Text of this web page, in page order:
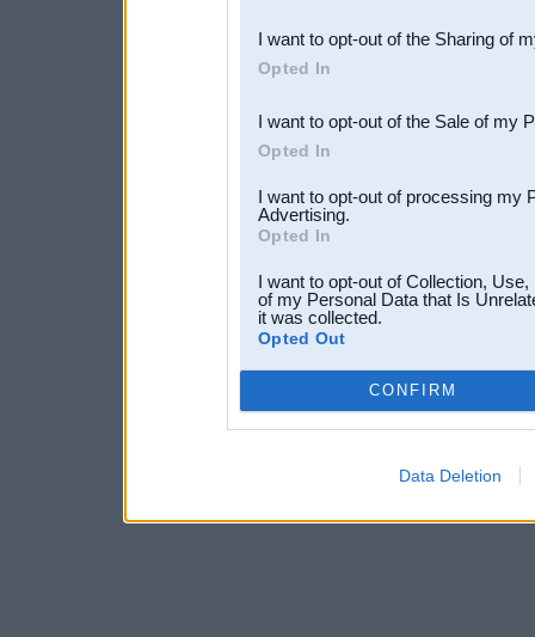
Downstream Participants
third parties.
I want to opt-out of the Sharing of
Opted In
I want to opt-out of the Sale of my
Opted In
I want to opt-out of processing my
Advertising.
Opted In
I want to opt-out of Collection,
of my Personal Data that Is
it was collected.
Opted Out
CONFIRM
Data Deletion